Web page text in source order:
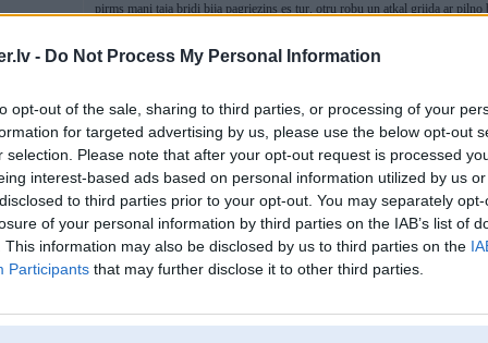
- Do Not Process My Personal Information
opt-out of the sale, sharing to third parties, or processing of your
for targeted advertising by us, please use the below opt-out
selection. Please note that after your opt-out request is processed
interest-based ads based on personal information utilized by us
to third parties prior to your opt-out. You may separately
of your personal information by third parties on the IAB’s list of
This information may also be disclosed by us to third parties on the
Participants that may further disclose it to other third parties.
pirms mani taja bridi bija pagriezins es tur, otru robu un atkal griida ar
170-180km/h(treshaja beidzas tikaj uz 190-200km/h), peectam paa
pasha operacija, pec nakoshaha pagrieziena vinjus jau nebija redzams
Imantas rajona uz citu un visus darijumus!
10. May 2009, 03:22
Zel bija jau tumshi un nefilmejis kaa 3 stundas atpakalj paa trasee no